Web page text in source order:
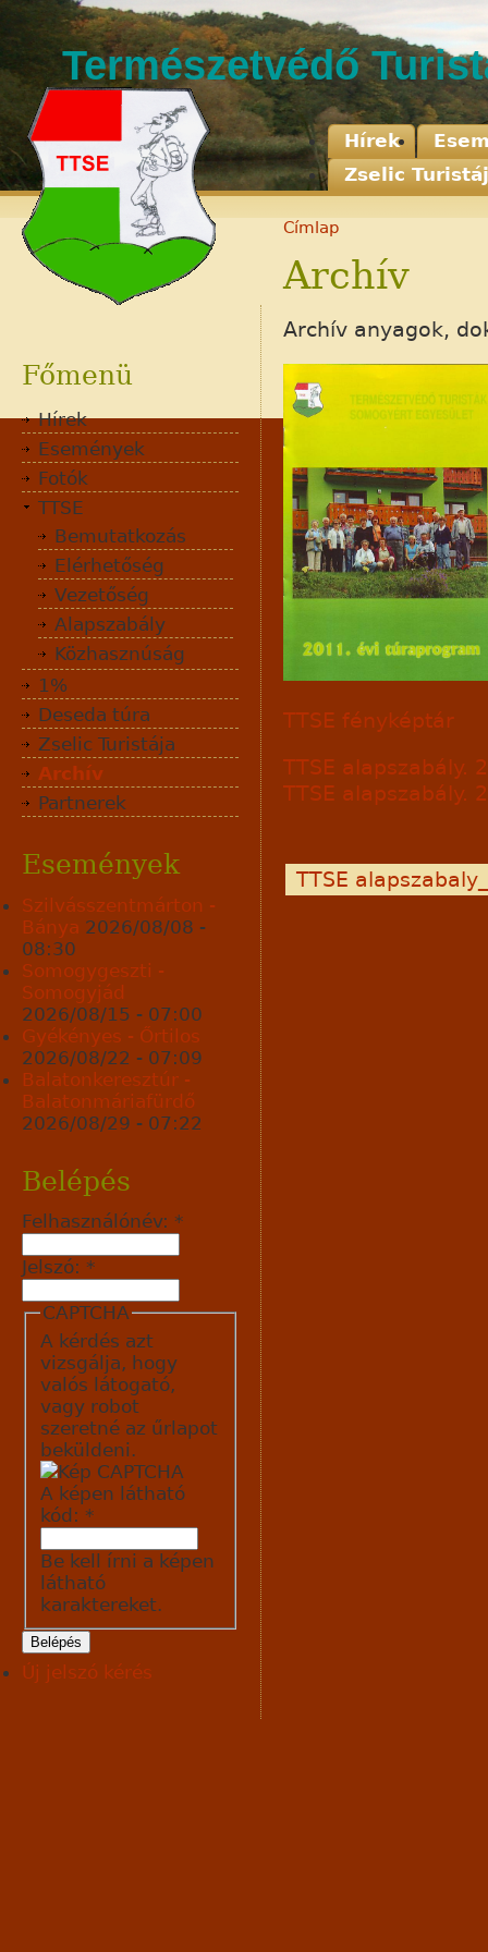
Természetvédő
Hírek
Zselic
Címlap
Archív
Archív anyagok,
TTSE fényképtár
TTSE alapszabály.
TTSE alapszabály.
TTSE
Főmenü
Hírek
Események
Fotók
TTSE
Bemutatkozás
Elérhetőség
Vezetőség
Alapszabály
Közhasznúság
1%
Deseda túra
Zselic Turistája
Archív
Partnerek
Események
Szilvásszentmárton -
Bánya 2026/08/08 -
08:30
Somogygeszti -
Somogyjád
2026/08/15 - 07:00
Gyékényes - Őrtilos
2026/08/22 - 07:09
Balatonkeresztúr -
Balatonmáriafürdő
2026/08/29 - 07:22
Belépés
Felhasználónév: *
Jelszó: *
CAPTCHA
A kérdés azt
vizsgálja, hogy
valós látogató,
vagy robot
szeretné az űrlapot
beküldeni.
A képen látható
kód: *
Be kell írni a képen
látható
karaktereket.
Új jelszó kérés
Adatvédelem
Jognyilatkozat
Kapcsolat